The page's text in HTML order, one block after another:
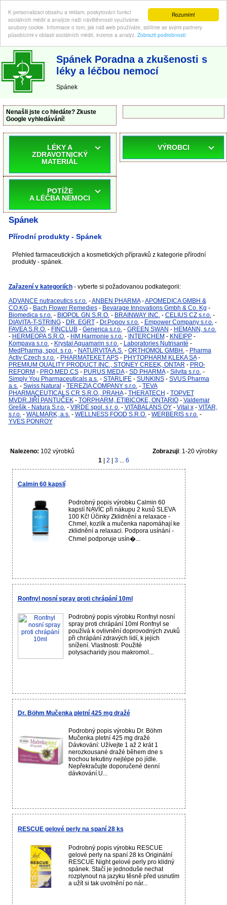
Rozumím!
K personalizaci obsahu a reklam, poskytování funkcí
sociálních médií a analýze naší návštěvnosti využíváme
soubory cookie. Informace o tom, jak náš web používáte, sdílíme se svými partnery
působícími v oblasti sociálních médií, inzerce a analýz. Zobrazit podrobnosti
ABC-LEKARNA.cz | Poradna a zkušenosti s léky a léčbou nemocí
Spánek Poradna a zkušenosti s
léky a léčbou nemocí
Spánek
Nenašli jste co hledáte? Zkuste
Google vyhledávání!
LÉKY A
ZDRAVOTNICKÝ
MATERIÁL
POTÍŽE
A LÉČBA NEMOCI
VÝROBCI
Spánek
Přírodní produkty - Spánek
Přehled farmaceutických a kosmetických přípravků z kategorie přírodní
produkty - spánek.
Zařazení v kategoriích - vyberte si požadovanou podkategorii:
ADVANCE nutraceutics s.r.o.-ANBEN PHARMA-APOMEDICA GMBH &
CO.KG- Bach Flower Remedies- Bevarage Innovations Gmbh & Co. Kg -
Biomedica s.r.o.- BIOPOL GN S.R.O.- BRAINWAY INC.- CELIUS CZ s.r.o.-
DIAVITA-T-STRING- DR. EGRT- Dr.Popov s.r.o.- Empower Company s.r.o.-
FAVEA S.R.O.- FINCLUB- Generica s.r.o.- GREEN SWAN - HEMANN, s.r.o.
- HERMEOPA S.R.O.- HM Harmonie s.r.o.- INTERCHEM - KNEIPP-
Kompava s.r.o.- Krystal Aquamarin s.r.o.- Laboratories Nutrisanté -
MedPharma, spol. s r.o.- NATURVITA A.S.- ORTHOMOL GMBH.- Pharma
Activ Czech s.r.o.- PHARMATEKET APS- PHYTOPHARM KLEKA SA-
PREMIUM QUALITY PRODUCT INC., STONEY CREEK, ONTAR - PRO-
REFORM - PRO.MED.CS- PURUS MEDA- SD PHARMA- Silvita s.r.o.-
Simply You Pharmaceuticals a.s.- STARLIFE- SUNKINS- SVUS Pharma
a.s.- Swiss Natural - TEREZIA COMPANY s.r.o.- TEVA
PHARMACEUTICALS CR S.R.O., PRAHA- THERATECH - TOPVET
MVDR.JIŘÍ PANTUČEK- TORPHARM, ETIBICOKE, ONTARIO- Valdemar
Grešík - Natura S.r.o.- VIRDE spol. s r. o.- VITABALANS OY- Vital x- VITAR,
s.r.o.- WALMARK, a.s.- WELLNESS FOOD S.R.O.- WERBERIS s.r.o.-
YVES PONROY
Nalezeno: 102 výrobků Zobrazuji: 1-20 výrobky
1
2 3... 6
Calmin 60 kapslí
Podrobný popis výrobku Calmin 60
kapslí NAVÍC při nákupu 2 kusů SLEVA
100 Kč! Účinky Zklidnění a relaxace -
Chmel, kozlík a mučenka napomáhají ke
zklidnění a relaxaci. Podpora usínání -
Chmel podporuje usín�...
Ronfnyl nosní spray proti chrápání 10ml
Podrobný popis výrobku Ronfnyl nosní
spray proti chrápání 10ml Ronfnyl se
používá k ovlivnění doprovodných zvuků
při chrápání zdravých lidí, k jejich
snížení. Vlastnosti: Použité
polysacharidy jsou makromol...
Dr. Böhm Mučenka pletní 425 mg dražé
Podrobný popis výrobku Dr. Böhm
Mučenka pletní 425 mg dražé
Dávkování: Užívejte 1 až 2 krát 1
nerozkousané dražé během dne s
trochou tekutiny nejlépe po jídle.
Nepřekračujte doporučené denní
dávkování.U...
RESCUE gelové perly na spaní 28 ks
Podrobný popis výrobku RESCUE
gelové perly na spaní 28 ks Originální
RESCUE Night gelové perly pro klidný
spánek. Stačí je jednoduše nechat
rozplynout na jazyku těsně před usnutím
a užít si tak uvolnění po nár...